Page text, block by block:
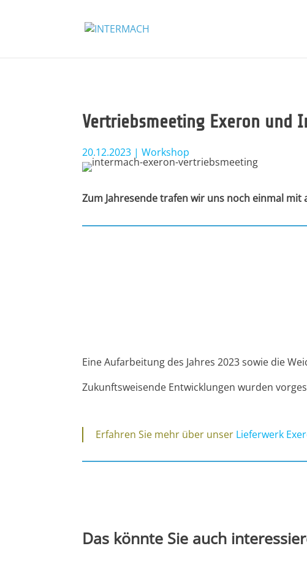
Vertriebsmeeting Exeron und
20.12.2023 |Workshop
Zum Jahresende trafen wir uns noch einmal
Eine Aufarbeitung des Jahres 2023 sowie die
Zukunftsweisende Entwicklungen wurden
Erfahren Sie mehr über unser Lieferwerk
Das könnte Sie auch